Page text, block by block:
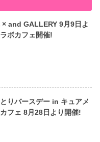
× and GALLERY 9月9日よ
ボカフェ開催!
りバースデー in キュアメ
フェ 8月28日より開催!